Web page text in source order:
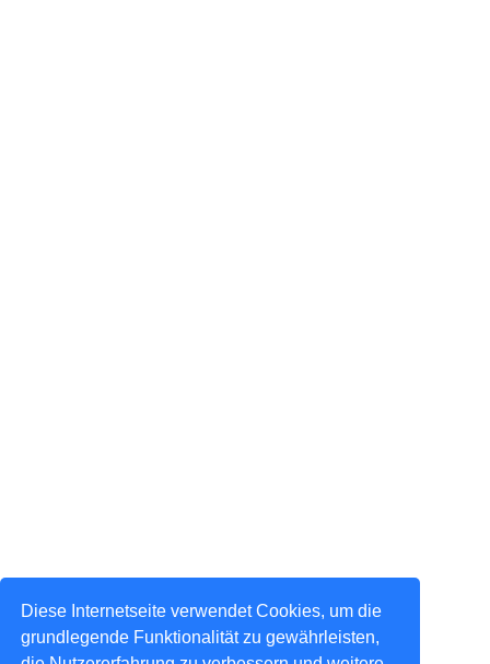
Diese Internetseite verwendet Cookies, um die
grundlegende Funktionalität zu gewährleisten,